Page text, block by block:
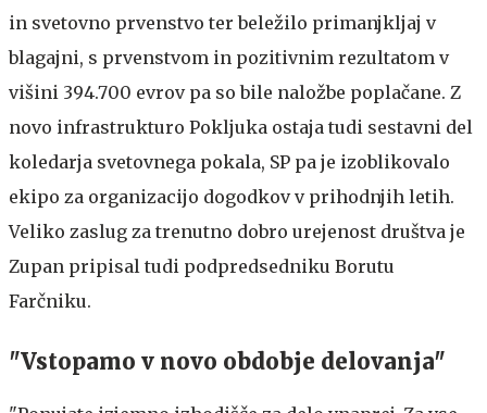
in svetovno prvenstvo ter beležilo primanjkljaj v
blagajni, s prvenstvom in pozitivnim rezultatom v
višini 394.700 evrov pa so bile naložbe poplačane. Z
novo infrastrukturo Pokljuka ostaja tudi sestavni del
koledarja svetovnega pokala, SP pa je izoblikovalo
ekipo za organizacijo dogodkov v prihodnjih letih.
Veliko zaslug za trenutno dobro urejenost društva je
Zupan pripisal tudi podpredsedniku Borutu
Farčniku.
"Vstopamo v novo obdobje delovanja"